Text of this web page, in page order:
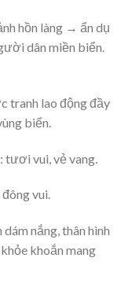
hồn làng → ẩn dụ
dân miền biển.
tranh lao động đầy
biển.
tươi vui, vẻ vang.
vui.
nắng, thân hình
khoắn mang